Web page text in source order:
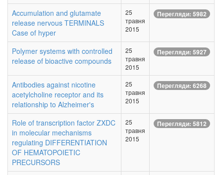
Accumulation and glutamate
release nervous TERMINALS
Case of hyper
25
травня
2015
Перегляди: 5982
Polymer systems with controlled
release of bioactive compounds
25
травня
2015
Перегляди: 5927
Antibodies against nicotine
acetylcholine receptor and its
relationship to Alzheimer's
25
травня
2015
Перегляди: 6268
Role of transcription factor ZXDC
in molecular mechanisms
regulating DIFFERENTIATION
OF HEMATOPOIETIC
PRECURSORS
25
травня
2015
Перегляди: 5812